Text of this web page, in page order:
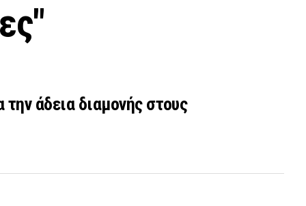
άδεια διαμονής στους